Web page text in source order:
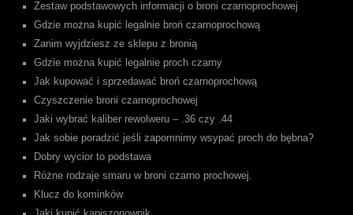
Zestaw podstawowych informacji o broni czarnoprochowej
Gdzie można kupić legalnie broń czarnoprochową
Zanim wyjdziesz ze sklepu z bronią
Gdzie można kupić legalnie proch czarny
Jak kupować i sprzedawać broń czarnoprochową
Czyszczenie broni czarnoprochowej
Jaki wybrać kaliber rewolweru – .36 czy .44
Jak sobie poradzić jeśli zapomnimy wsypać proch do bębna?
Dobry wycior to podstawa
Różne rodzaje smaru w broni czarno prochowej.
Klucz do kominków